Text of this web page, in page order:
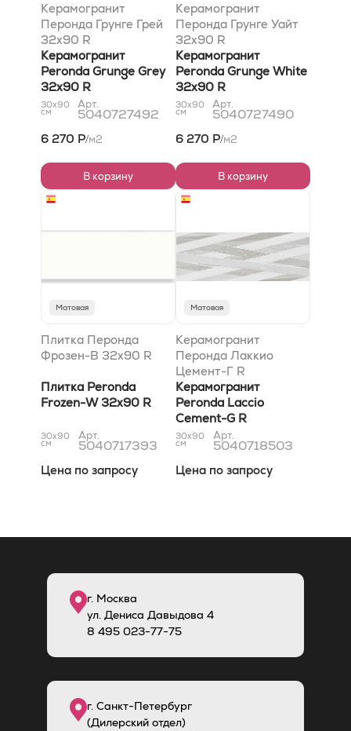
Керамогранит
Перонда Грунге Грей
32x90 R
Керамогранит
Peronda Grunge Grey
32x90 R
30x90
см
Арт.
5040727492
6 270 Р/м2
В корзину
Керамогранит
Перонда Грунге Уайт
32x90 R
Керамогранит
Peronda Grunge White
32x90 R
30x90
см
Арт.
5040727490
6 270 Р/м2
В корзину
Матовая
Плитка Перонда
Фрозен-В 32x90 R
Плитка Peronda
Frozen-W 32x90 R
30x90
см
Арт.
5040717393
Цена по запросу
Матовая
Керамогранит
Перонда Лаккио
Цемент-Г R
Керамогранит
Peronda Laccio
Cement-G R
30x90
см
Арт.
5040718503
Цена по запросу
г. Москва
ул. Дениса Давыдова 4
8 495 023-77-75
г. Санкт-Петербург
(Дилерский отдел)